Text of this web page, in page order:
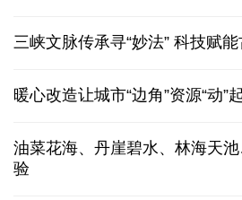
三峡文脉传承寻“妙法” 科技赋能
暖心改造让城市“边角”资源“动”
油菜花海、丹崖碧水、林海天
验